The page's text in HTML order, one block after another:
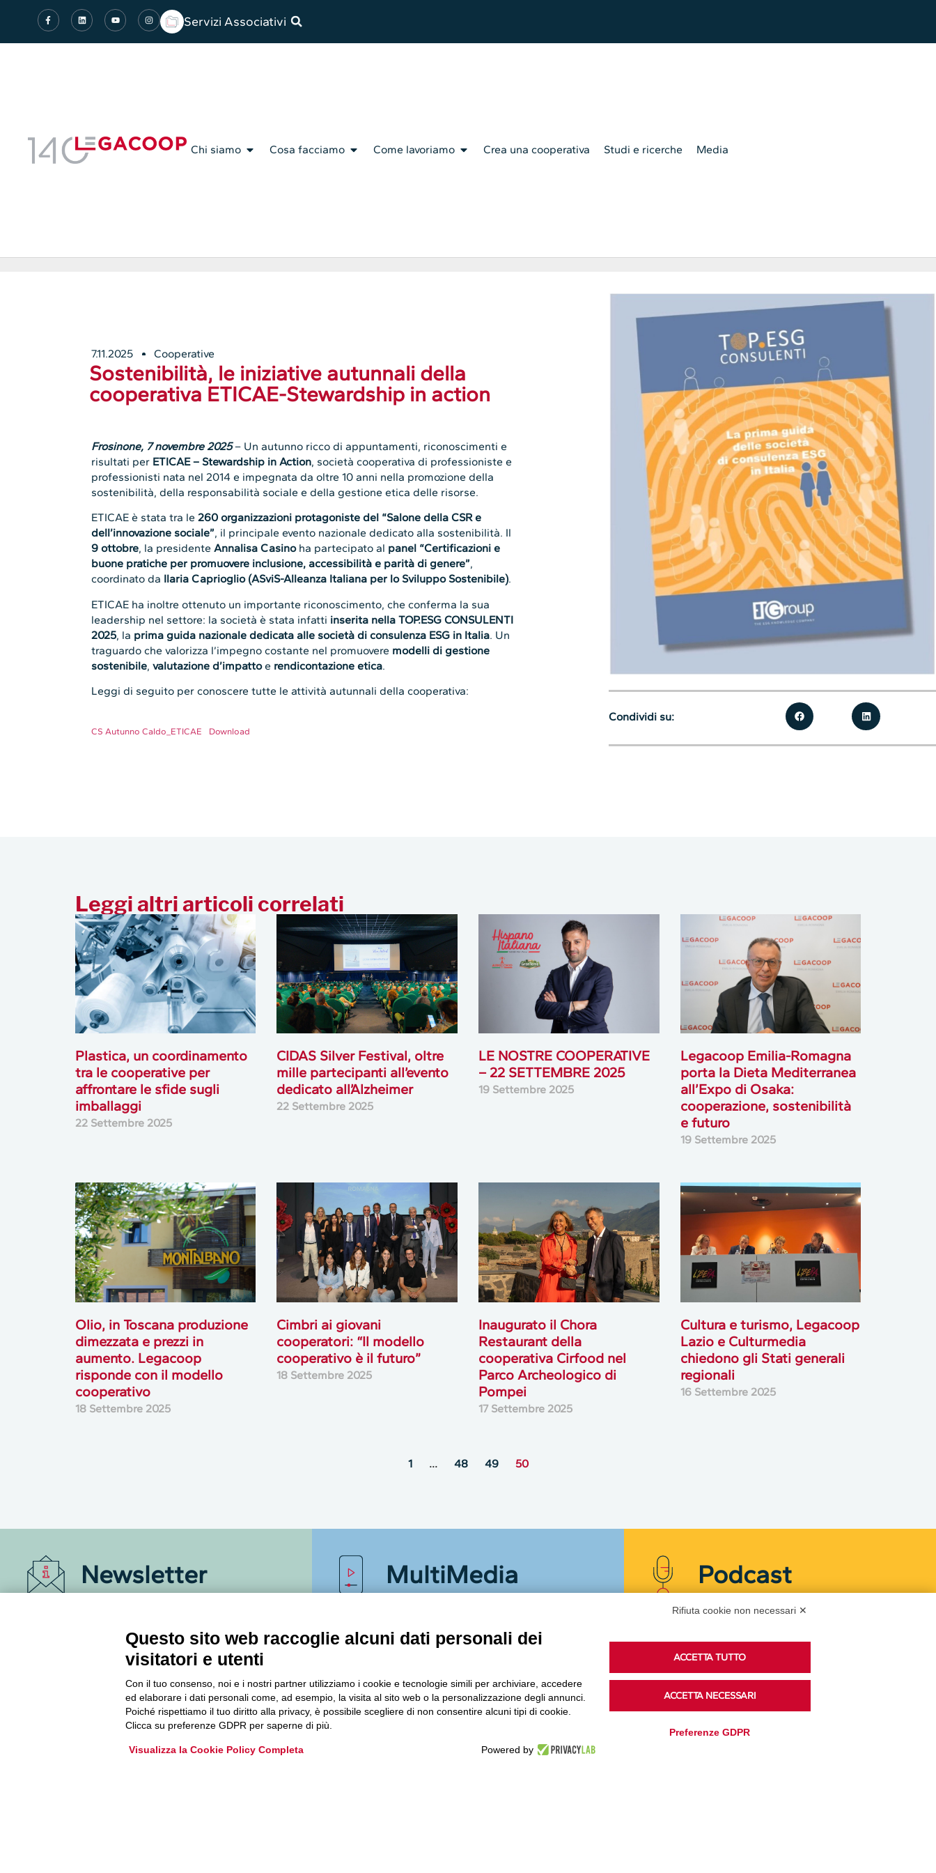
Servizi Associativi
Chi siamo Cosa facciamo Come lavoriamo Crea una cooperativa Studi e ricerche Media
7.11.2025 Cooperative
Sostenibilità, le iniziative autunnali della
cooperativa ETICAE-Stewardship in action
Frosinone, 7 novembre 2025– Un autunno ricco di appuntamenti, riconoscimenti e
risultati per ETICAE – Stewardship in Action, società cooperativa di professioniste e
professionisti nata nel 2014 e impegnata da oltre 10 anni nella promozione della
sostenibilità, della responsabilità sociale e della gestione etica delle risorse.
ETICAE è stata tra le260 organizzazioni protagoniste del “Salone della CSR e
dell’innovazione sociale”, il principale evento nazionale dedicato alla sostenibilità. Il
9 ottobre, la presidenteAnnalisa Casinoha partecipato al panel “Certificazioni e
buone pratiche per promuovere inclusione, accessibilità e parità di genere”,
coordinato da Ilaria Caprioglio (ASviS-Alleanza Italiana per lo Sviluppo Sostenibile).
ETICAE ha inoltre ottenuto un importante riconoscimento, che conferma la sua
leadership nel settore: la società è stata infatti inserita nella TOP.ESG CONSULENTI
2025, la prima guida nazionale dedicata alle società di consulenza ESG in Italia. Un
traguardo che valorizza l’impegno costante nel promuovere modelli di gestione
sostenibile,valutazione d’impattoe rendicontazione etica.
Leggi di seguito per conoscere tutte le attività autunnali della cooperativa:
CS Autunno Caldo_ETICAE Download
Condividi su:
Leggi altri articoli correlati
Plastica, un coordinamento
tra le cooperative per
affrontare le sfide sugli
imballaggi
22 Settembre 2025
CIDAS Silver Festival, oltre
mille partecipanti all’evento
dedicato all’Alzheimer
22 Settembre 2025
LE NOSTRE COOPERATIVE
– 22 SETTEMBRE 2025
19 Settembre 2025
Legacoop Emilia-Romagna
porta la Dieta Mediterranea
all’Expo di Osaka:
cooperazione, sostenibilità
e futuro
19 Settembre 2025
Olio, in Toscana produzione
dimezzata e prezzi in
aumento. Legacoop
risponde con il modello
cooperativo
18 Settembre 2025
Cimbri ai giovani
cooperatori: “Il modello
cooperativo è il futuro”
18 Settembre 2025
Inaugurato il Chora
Restaurant della
cooperativa Cirfood nel
Parco Archeologico di
Pompei
17 Settembre 2025
Cultura e turismo, Legacoop
Lazio e Culturmedia
chiedono gli Stati generali
regionali
16 Settembre 2025
1 … 48 49 50
Newsletter
Informazioni per restare sempre aggiornati sul
mondo della cooperazione.
Archivio Newsletter
MultiMedia
Guarda i nostri video, storie e webinar.
Accedi a Youtube
Podcast
su Spreaker.
Accedi alla sezione
Rifiuta cookie non necessari ✕
Questo sito web raccoglie alcuni dati personali dei
visitatori e utenti
Con il tuo consenso, noi e i nostri partner utilizziamo i cookie e tecnologie simili per archiviare, accedere
ed elaborare i dati personali come, ad esempio, la visita al sito web o la personalizzazione degli annunci.
Poiché rispettiamo il tuo diritto alla privacy, è possibile scegliere di non consentire alcuni tipi di cookie.
Clicca su preferenze GDPR per saperne di più.
Visualizza la Cookie Policy Completa Powered by
ACCETTA TUTTO
ACCETTA NECESSARI
Preferenze GDPR